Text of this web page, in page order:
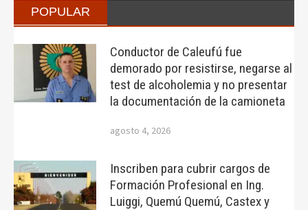
POPULAR
Conductor de Caleufú fue
demorado por resistirse, negarse al
test de alcoholemia y no presentar
la documentación de la camioneta
agosto 4, 2026
Inscriben para cubrir cargos de
Formación Profesional en Ing.
Luiggi, Quemú Quemú, Castex y